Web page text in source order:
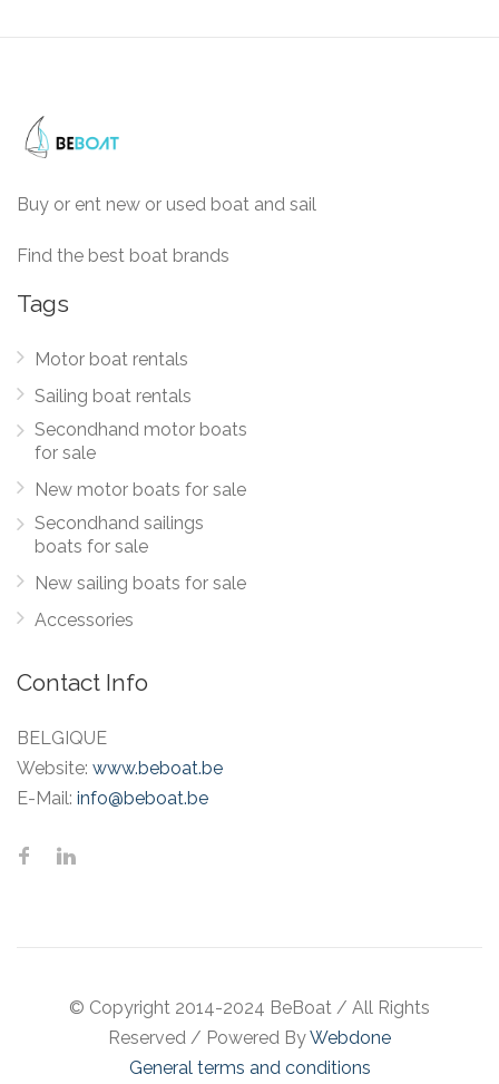
Buy or ent new or used boat and sail
Find the best boat brands
Tags
Motor boat rentals
Sailing boat rentals
Secondhand motor boats
for sale
New motor boats for sale
Secondhand sailings
boats for sale
New sailing boats for sale
Accessories
Contact Info
BELGIQUE
Website: www.beboat.be
E-Mail: info@beboat.be
© Copyright 2014-2024 BeBoat / All Rights
Reserved / Powered ByWebdone
General terms and conditions